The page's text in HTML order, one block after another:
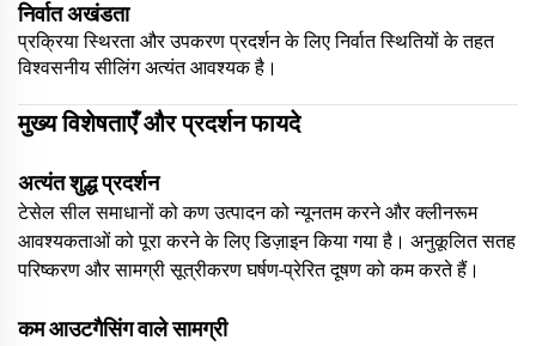
निर्वात अखंडता
प्रक्रिया स्थिरता और उपकरण प्रदर्शन के लिए निर्वात स्थितियों के तहत
विश्वसनीय सीलिंग अत्यंत आवश्यक है।
मुख्य विशेषताएँ और प्रदर्शन फायदे
अत्यंत शुद्ध प्रदर्शन
टेसेल सील समाधानों को कण उत्पादन को न्यूनतम करने और क्लीनरूम
आवश्यकताओं को पूरा करने के लिए डिज़ाइन किया गया है। अनुकूलित सतह
परिष्करण और सामग्री सूत्रीकरण घर्षण-प्रेरित दूषण को कम करते हैं।
कम आउटगैसिंग वाले सामग्री